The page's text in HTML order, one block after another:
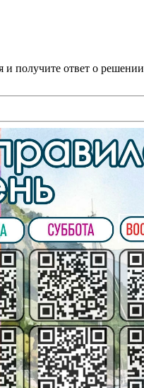
получите ответ о решении